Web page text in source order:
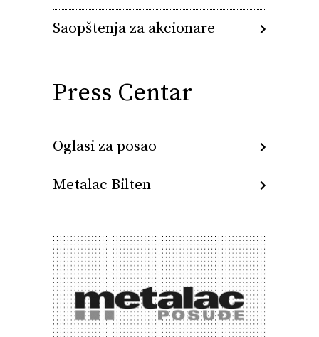
Saopštenja za akcionare
Press Centar
Oglasi za posao
Metalac Bilten